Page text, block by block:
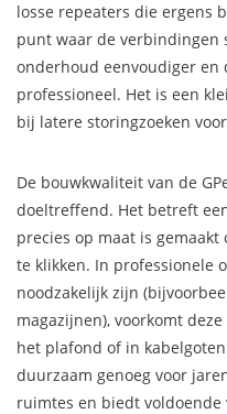
losse repeaters die ergens
punt waar de verbindingen
onderhoud eenvoudiger
professioneel. Het is een
bij latere storingzoeken
De bouwkwaliteit van de
doeltreffend. Het betreft
precies op maat is
te klikken. In professionele
noodzakelijk zijn
magazijnen), voorkomt
het plafond of in
duurzaam genoeg voor
ruimtes en biedt voldoende